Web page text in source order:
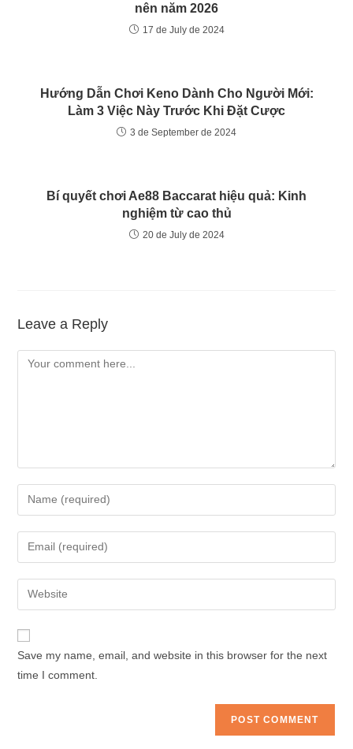
nên năm 2026
17 de July de 2024
Hướng Dẫn Chơi Keno Dành Cho Người Mới:
Làm 3 Việc Này Trước Khi Đặt Cược
3 de September de 2024
Bí quyết chơi Ae88 Baccarat hiệu quả: Kinh
nghiệm từ cao thủ
20 de July de 2024
Leave a Reply
Comment
Enter
your
name
comment
Enter
your
email
address
comment
Enter
your
website
Save my name, email, and website in this browser for the next
time I comment.